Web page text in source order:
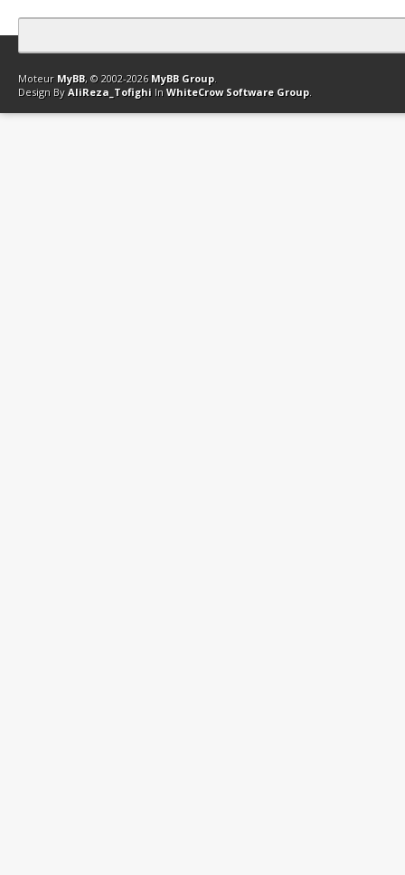
Contact Club Affiliation Retourner en haut Version bas-débit
Moteur MyBB, © 2002-2026 MyBB Group.
Design By AliReza_Tofighi In WhiteCrow Software Group.